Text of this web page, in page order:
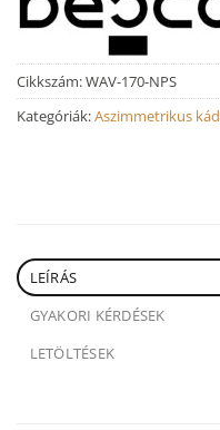
Cikkszám:WAV-170-NPS
Kategóriák:Aszimmetrikus kád
LEÍRÁS
GYAKORI KÉRDÉSEK
LETÖLTÉSEK